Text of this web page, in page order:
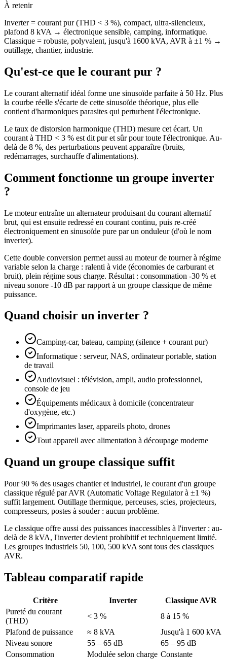
À retenir
Inverter = courant pur (THD < 3 %), compact, ultra-silencieux,
plafond 8 kVA → électronique sensible, camping, informatique.
Classique = robuste, polyvalent, jusqu'à 1600 kVA, AVR à ±1 % →
outillage, chantier, industrie.
Qu'est-ce que le courant pur ?
Le courant alternatif idéal forme une sinusoïde parfaite à 50 Hz. Plus
la courbe réelle s'écarte de cette sinusoïde théorique, plus elle
contient d'harmoniques parasites qui perturbent l'électronique.
Le taux de distorsion harmonique (THD) mesure cet écart. Un
courant à THD < 3 % est dit pur et sûr pour toute l'électronique. Au-
delà de 8 %, des perturbations peuvent apparaître (bruits,
redémarrages, surchauffe d'alimentations).
Comment fonctionne un groupe inverter
?
Le moteur entraîne un alternateur produisant du courant alternatif
brut, qui est ensuite redressé en courant continu, puis re-créé
électroniquement en sinusoïde pure par un onduleur (d'où le nom
inverter).
Cette double conversion permet aussi au moteur de tourner à régime
variable selon la charge : ralenti à vide (économies de carburant et
bruit), plein régime sous charge. Résultat : consommation -30 % et
niveau sonore -10 dB par rapport à un groupe classique de même
puissance.
Quand choisir un inverter ?
Camping-car, bateau, camping (silence + courant pur)
Informatique : serveur, NAS, ordinateur portable, station
de travail
Audiovisuel : télévision, ampli, audio professionnel,
console de jeu
Équipements médicaux à domicile (concentrateur
d'oxygène, etc.)
Imprimantes laser, appareils photo, drones
Tout appareil avec alimentation à découpage moderne
Quand un groupe classique suffit
Pour 90 % des usages chantier et industriel, le courant d'un groupe
classique régulé par AVR (Automatic Voltage Regulator à ±1 %)
suffit largement. Outillage thermique, perceuses, scies, projecteurs,
compresseurs, postes à souder : aucun problème.
Le classique offre aussi des puissances inaccessibles à l'inverter : au-
delà de 8 kVA, l'inverter devient prohibitif et techniquement limité.
Les groupes industriels 50, 100, 500 kVA sont tous des classiques
AVR.
Tableau comparatif rapide
Critère Inverter
Classique AVR
Pureté du courant
(THD)
< 3 %
8 à 15 %
Plafond de puissance
≈ 8 kVA
Jusqu'à 1 600 kVA
Niveau sonore
55 – 65 dB
65 – 95 dB
Consommation
Modulée selon charge Constante